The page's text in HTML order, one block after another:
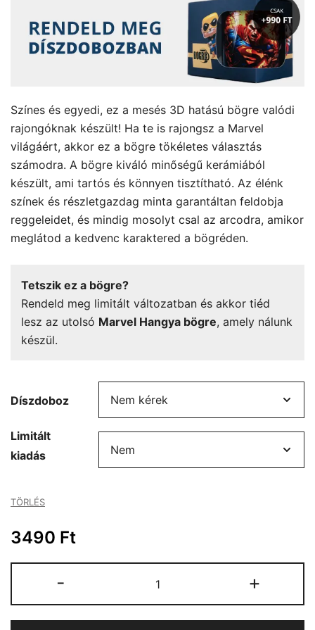
Színes és egyedi, ez a mesés 3D hatású bögre valódi
rajongóknak készült! Ha te is rajongsz a Marvel
világáért, akkor ez a bögre tökéletes választás
számodra. A bögre kiváló minőségű kerámiából
készült, ami tartós és könnyen tisztítható. Az élénk
színek és részletgazdag minta garantáltan feldobja
reggeleidet, és mindig mosolyt csal az arcodra, amikor
meglátod a kedvenc karaktered a bögréden.
Tetszik ez a bögre?
Rendeld meg limitált változatban és akkor tiéd
lesz az utolsó Marvel Hangya bögre, amely nálunk
készül.
Díszdoboz
Limitált
kiadás
TÖRLÉS
3490 Ft
-
Hangya
bögre
+